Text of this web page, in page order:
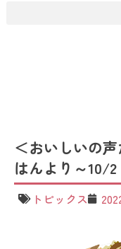
＜おいしいの
はんより～10/2
トピックス